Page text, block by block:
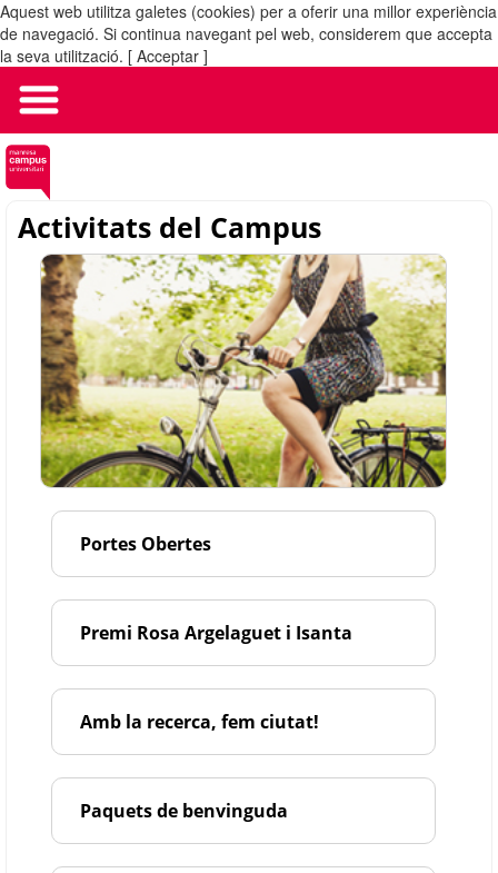
Aquest web utilitza galetes (cookies) per a oferir una millor experiència
de navegació. Si continua navegant pel web, considerem que accepta
la seva utilització. [ Acceptar ]
MENÚ
Activitats del Campus
Portes Obertes
Premi Rosa Argelaguet i Isanta
Amb la recerca, fem ciutat!
Paquets de benvinguda